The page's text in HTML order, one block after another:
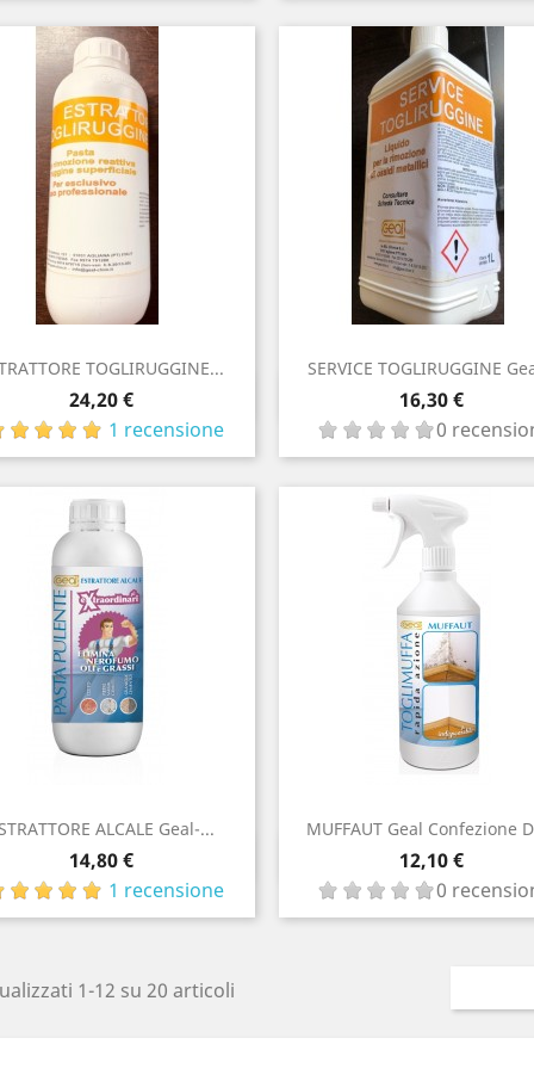
TOGLIRUGGINE...
Prezzo
24,20 €
1 recensione
Anteprima
SERVICE TOGLIRUGGINE
Prezzo
16,30 €
0
Anteprima
ALCALE Geal-...
Prezzo
14,80 €
1 recensione
Anteprima
MUFFAUT Geal Confezione
Prezzo
12,10 €
0
Anteprima
1-12 su 20 articoli